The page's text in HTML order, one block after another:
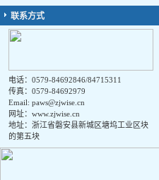
联系方式
电话：0579-84692846/84715311
传真：0579-84692979
Email: paws@zjwise.cn
网址：www.zjwise.cn
地址：浙江省磐安县新城区塘坞工业区块
的第五块